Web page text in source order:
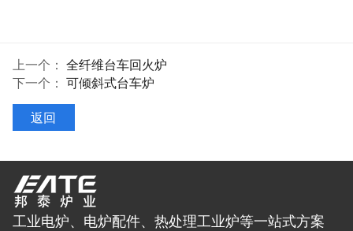
上一个： 全纤维台车回火炉
下一个： 可倾斜式台车炉
返回
工业电炉、电炉配件、热处理工业炉等一站式方案